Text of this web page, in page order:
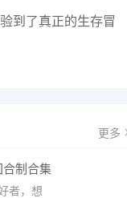
到了真正的生存冒
更多
制合集
者，想